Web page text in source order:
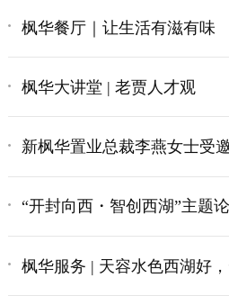
枫华餐厅｜让生活有滋有味
枫华大讲堂 | 老贾人才观
新枫华置业总裁李燕女士受
“开封向西・智创西湖”主题
枫华服务 | 天容水色西湖好